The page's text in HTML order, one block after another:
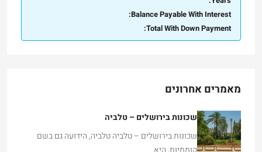
Balance Payable With Interest:
Total With Down Payment:
מאמרים אחרונים
שכונות בירושלים – טלביה
שכונות בירושלים – טלביה טלביה, הידועה גם בשם